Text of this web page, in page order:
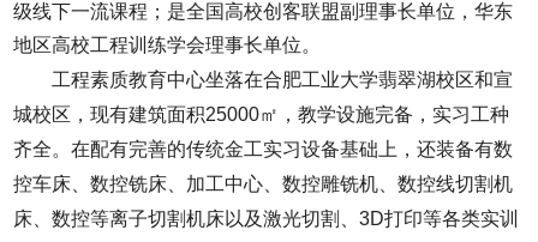
级线下一流课程； 是全国高校创客联盟副理事长单位，华东
地区高校工程训练学会理事长单位。
工程素质教育中心坐落在合肥工业大学翡翠湖校区和宣
城校区，现有建筑面积25000㎡，教学设施完备，实习工种
齐全。在配有完善的传统金工实习设备基础上，还装备有数
控车床、数控铣床、加工中心、数控雕铣机、数控线切割机
床、数控等离子切割机床以及激光切割、3D打印等各类实训